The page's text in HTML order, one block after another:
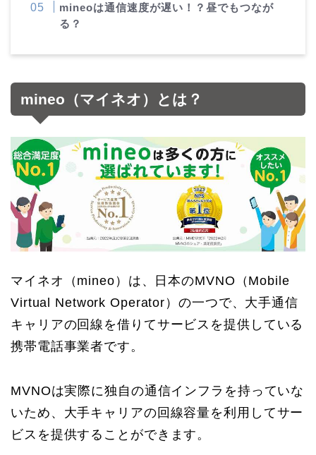
mineoは通信速度が遅い！？昼でもつなが
る？
mineo（マイネオ）とは？
マイネオ（mineo）は、日本のMVNO（Mobile
Virtual Network Operator）の一つで、大手通信
キャリアの回線を借りてサービスを提供している
携帯電話事業者です。
MVNOは実際に独自の通信インフラを持っていな
いため、大手キャリアの回線容量を利用してサー
ビスを提供することができます。